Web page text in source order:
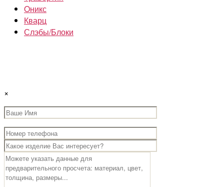
Oникс
Кварц
Слэбы/Блоки
×